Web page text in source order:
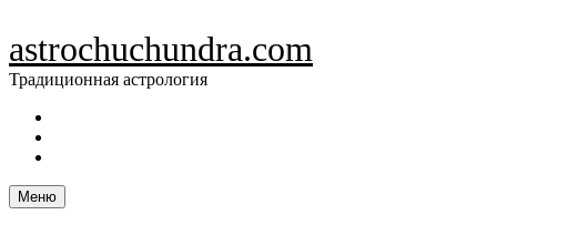
content
astrochuchundra.com
Традиционная астрология
Меню